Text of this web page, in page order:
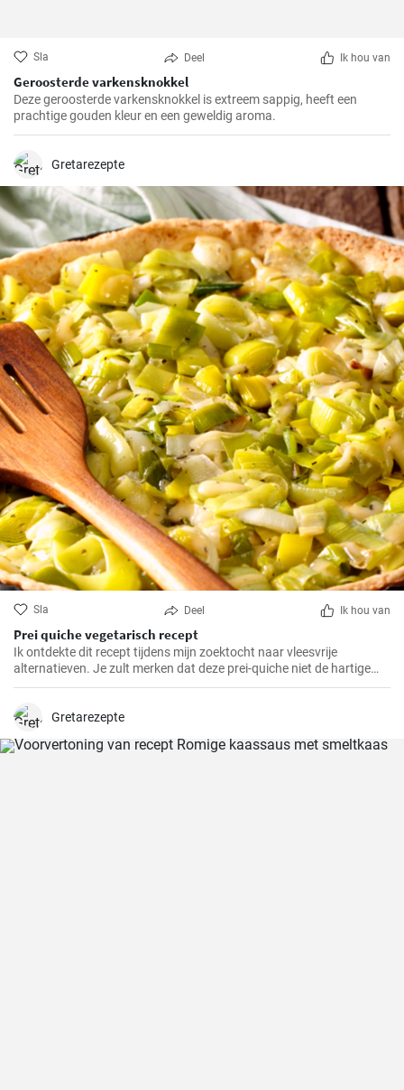
Sla Deel Ik hou van
Geroosterde varkensknokkel
Deze geroosterde varkensknokkel is extreem sappig, heeft een
prachtige gouden kleur en een geweldig aroma.
Gretarezepte
Sla Deel Ik hou van
Prei quiche vegetarisch recept
Ik ontdekte dit recept tijdens mijn zoektocht naar vleesvrije
alternatieven. Je zult merken dat deze prei-quiche niet de hartige
smaak mist van versies met vlees. Het is makkelijk te maken en
tevoren klaar te maken. Daarom is dit recept al jaren een van mijn
Gretarezepte